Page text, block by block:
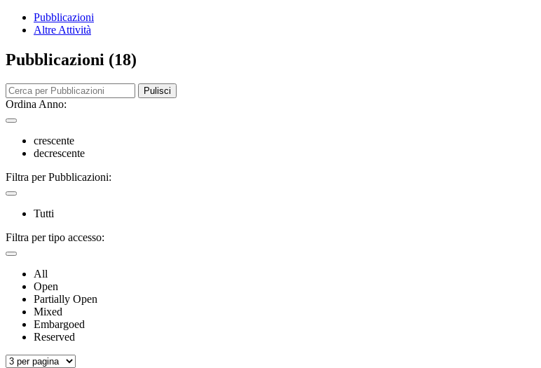
Pubblicazioni
Altre Attività
Pubblicazioni (18)
Pulisci
Ordina Anno:
crescente
decrescente
Filtra per Pubblicazioni:
Tutti
Filtra per tipo accesso:
All
Open
Partially Open
Mixed
Embargoed
Reserved